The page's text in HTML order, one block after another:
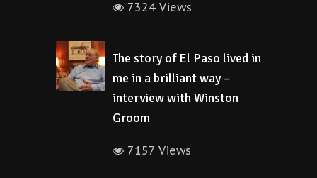
7324 Views
The story of El Paso lived in
me in a brilliant way –
interview with Winston
Groom
7157 Views